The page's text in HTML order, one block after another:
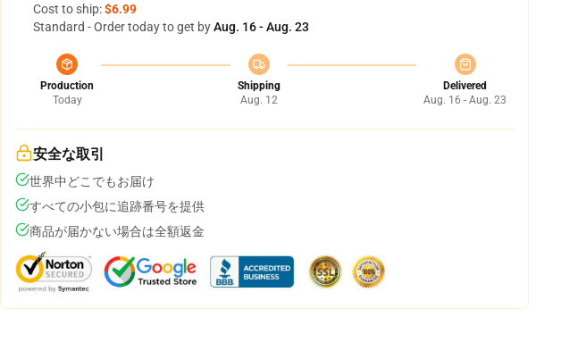
Cost to ship:$6.99
Standard - Order today to get byAug. 16 - Aug. 23
Production
Today
Shipping
Aug. 12
Delivered
Aug. 16 - Aug. 23
安全な取引
世界中どこでもお届け
すべての小包に追跡番号を提供
商品が届かない場合は全額返金